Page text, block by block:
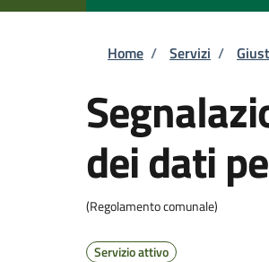
Briciole di
Home / Servizi /
dei dati
(Regolamento comunale)
Servizio attivo